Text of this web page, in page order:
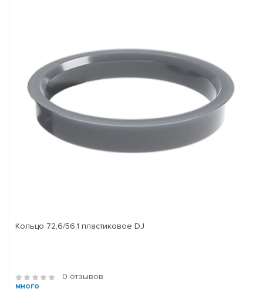
Кольцо 72,6/56,1 пластиковое DJ
0 отзывов
много